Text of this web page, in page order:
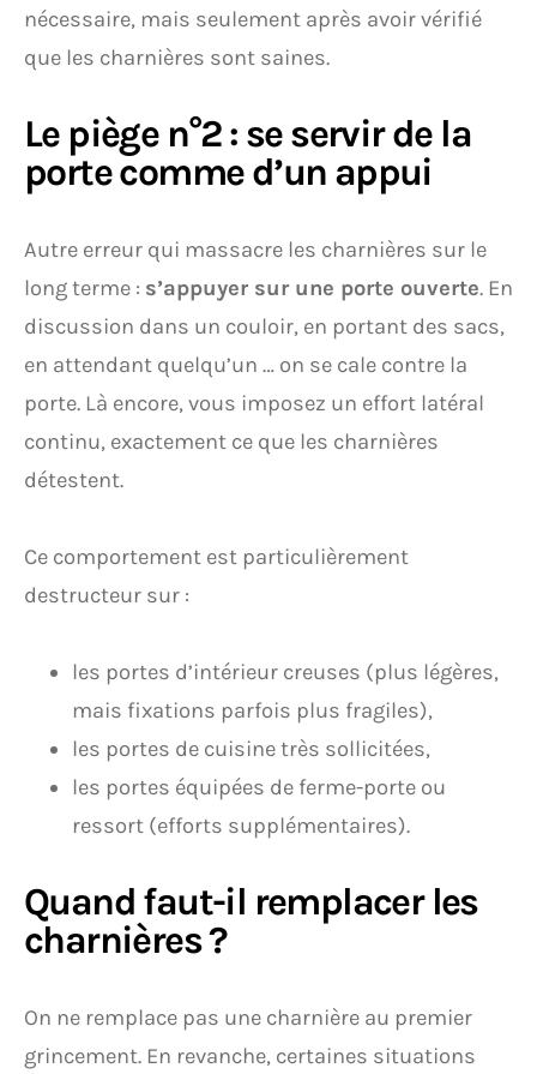
nécessaire, mais seulement après avoir vérifié
que les charnières sont saines.
Le piège n°2 : se servir de la
porte comme d’un appui
Autre erreur qui massacre les charnières sur le
long terme : s’appuyer sur une porte ouverte. En
discussion dans un couloir, en portant des sacs,
en attendant quelqu’un … on se cale contre la
porte. Là encore, vous imposez un effort latéral
continu, exactement ce que les charnières
détestent.
Ce comportement est particulièrement
destructeur sur :
les portes d’intérieur creuses (plus légères,
mais fixations parfois plus fragiles),
les portes de cuisine très sollicitées,
les portes équipées de ferme-porte ou
ressort (efforts supplémentaires).
Quand faut-il remplacer les
charnières ?
On ne remplace pas une charnière au premier
grincement. En revanche, certaines situations